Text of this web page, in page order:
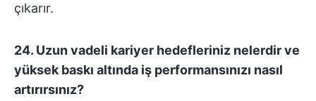
çıkarır.
24. Uzun vadeli kariyer hedefleriniz nelerdir ve
yüksek baskı altında iş performansınızı nasıl
artırırsınız?